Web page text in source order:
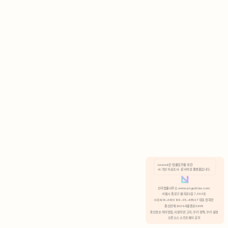
분석 쿠키 허용
Lawvot은 법률업무를 위한
AI 기반 자료조사 · 문서작성 플랫폼입니다.
안국법률사무소 www.anguklaw.com
서울시 종로구 율곡로2길 7, 304호
02)3210-3330 105-05-48527 대표 정희찬
통신판매 2024서울종로0248
개인정보 처리방침, 이용약관 고지, 쿠키 정책, 쿠키 설정
오픈소스 소프트웨어 공지